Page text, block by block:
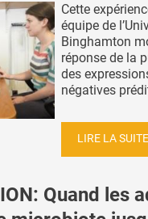
Cette
équipe de
Binghamton
réponse de la
des
négatives
LIRE LA SUITE
Quand les